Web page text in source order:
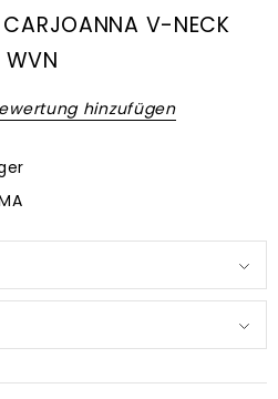
V-NECK
WVN
hinzufügen